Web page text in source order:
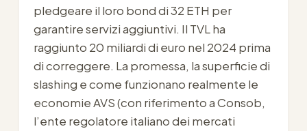
pledgeare il loro bond di 32 ETH per
garantire servizi aggiuntivi. Il TVL ha
raggiunto 20 miliardi di euro nel 2024 prima
di correggere. La promessa, la superficie di
slashing e come funzionano realmente le
economie AVS (con riferimento a Consob,
l’ente regolatore italiano dei mercati